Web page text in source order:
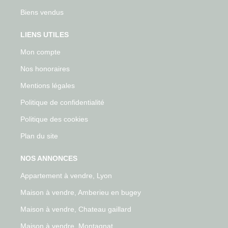
Biens vendus
LIENS UTILES
Mon compte
Nos honoraires
Mentions légales
Politique de confidentialité
Politique des cookies
Plan du site
NOS ANNONCES
Appartement à vendre, Lyon
Maison à vendre, Amberieu en bugey
Maison à vendre, Chateau gaillard
Maison à vendre, Montagnat